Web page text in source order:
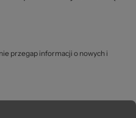
przegap informacji o nowych i